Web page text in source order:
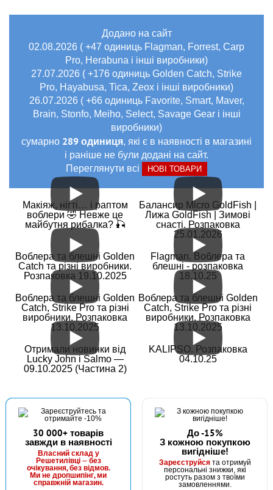
Додано на сайт
02.08.2026 ( +47 одиниць Flagman, Forrest, Carp
Pro, Herabuna і інші виробники)
27.07.2026 ( +176 одиниць Golden Catch, Strike
Pro, Hayabusa, Tica, Zeox і інші виробники)
26.07.2026 ( +66 одиниць Favorite, Smart, Maver,
Brain, Stonfo, Meiho, Select, Savage Gear і інші
виробники)
сумарно 289 одиниця, які є в наявності в магазині
і раніше не були додані на сайт.
Переглянути всі
НОВІ ТОВАРИ
Макіяж, нігті… і раптом
воблери 🤣 Невже це
майбутня рибалка? 🎣
Балансир Micro GoldFish |
Лижа GoldFish | Зимові
снасті. Розпаковка
25.01.2026
Воблера та блешні Golden
Catch та різні виробники.
Розпаковка 19.10.2025
Flagman. Воблера та
блешні - розпаковка
18.10.25
Воблера та блешні Golden
Catch, Strike Pro та різні
виробники. Розпаковка
13.10.2025
Воблера та блешні Golden
Catch, Strike Pro та різні
виробники. Розпаковка
13.10.2025
Отримали новинки від
Lucky John і Salmo —
09.10.2025 (Частина 2)
KALIPSO. Розпаковка
04.10.25
30 000+ товарів
завжди в наявності
Власний склад у
Решетилівці — без
очікування, без відмов.
Ми не дропшипінг, ми
справжній магазин.
До -15%
З кожною покупкою
вигідніше!
Зареєструйсята отримуй
персональні знижки, які
ростуть разом з твоїми
замовленнями.